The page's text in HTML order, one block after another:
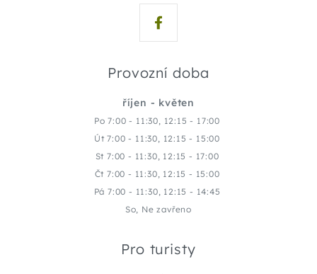
Provozní doba
říjen - květen
Po 7:00 - 11:30, 12:15 - 17:00
Út 7:00 - 11:30, 12:15 - 15:00
St 7:00 - 11:30, 12:15 - 17:00
Čt 7:00 - 11:30, 12:15 - 15:00
Pá 7:00 - 11:30, 12:15 - 14:45
So, Ne zavřeno
Pro turisty